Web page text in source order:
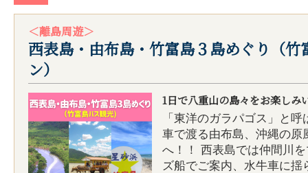
＜離島周遊＞
西表島・由布島・竹富島３島めぐり（竹
ン）
1日で八重山の島々をお楽しみ
「東洋のガラパゴス」と
車で渡る由布島、沖縄の原
へ！！ 西表島では仲間川
ズ船でご案内、水牛車に揺